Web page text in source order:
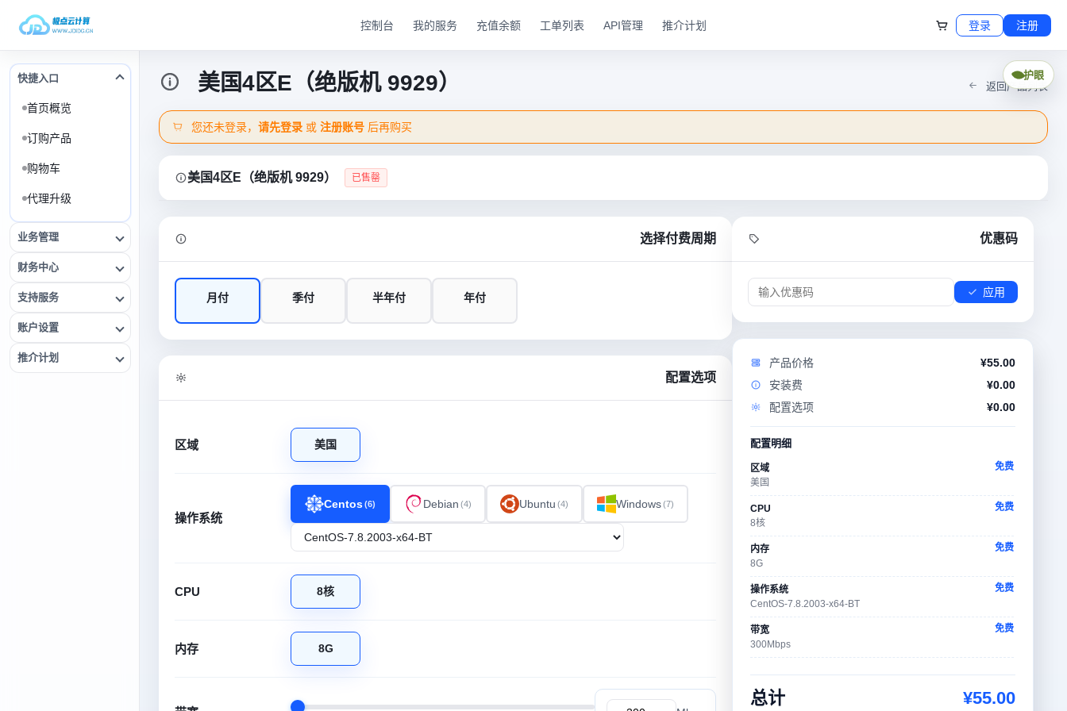
控制台 我的服务 充值余额 工单列表 API管理 推介计划 登录 注册
快捷入口
首页概览
订购产品
购物车
代理升级
业务管理
财务中心
支持服务
账户设置
推介计划
美国4区E（绝版机 9929） 返回产品列表
您还未登录，请先登录 或注册账号 后再购买
美国4区E（绝版机 9929） 已售罄
选择付费周期
月付 季付 半年付 年付
配置选项
区域 美国
操作系统
Centos(6) Debian (4) Ubuntu (4) Windows(7)
CPU 8核
内存 8G
优惠码
应用
产品价格 ¥55.00
安装费
¥0.00
配置选项
¥0.00
配置明细
区域
美国
免费
CPU
8核
免费
内存
8G
免费
操作系统
CentOS-7.8.2003-x64-BT
免费
带宽
300Mbps
免费
总计 ¥55.00
护眼